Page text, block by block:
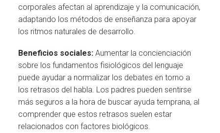
corporales afectan al aprendizaje y la comunicación,
adaptando los métodos de enseñanza para apoyar
los ritmos naturales de desarrollo.
Beneficios sociales:Aumentar la concienciación
sobre los fundamentos fisiológicos del lenguaje
puede ayudar a normalizar los debates en torno a
los retrasos del habla. Los padres pueden sentirse
más seguros a la hora de buscar ayuda temprana, al
comprender que estos retrasos suelen estar
relacionados con factores biológicos.